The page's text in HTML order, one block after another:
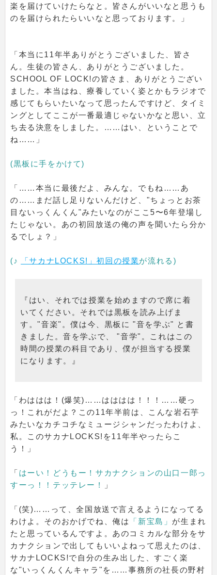
楽を届けていけたらなと。皆さんがいいなと思うも
のを届けられたらいいなと思っております。」
「本当に11年半ありがとうございました、皆さ
ん。生徒の皆さん、ありがとうございました。
SCHOOL OF LOCK!の皆さま、ありがとうござい
ました。本当はね、療養していく姿とかもラジオで
感じてもらいたいなって思ったんですけど、タイミ
ングとしてここが一番最適じゃないかなと思い、立
ち去る決意をしました。……はい、ということで
ね……」
(黒板に手をかけて)
「……本当に最後だよ、みんな。でもね……あ
の……まだ話し足りないんだけど、"ちょっとお茶
目ないっくんくん"みたいなのがここ5〜6年登場し
たじゃない。あの初回放送の俺の声を聞いたら分か
るでしょ？」
(♪ 「サカナLOCKS!」初回の授業が流れる)
『はい、それでは授業を始めますので席に着
いてください。それでは黒板を読み上げま
す。"音楽"。僕は今、黒板に "音を学ぶ" と書
きました。音を学ぶで、 "音学"。これはこの
時間の授業の科目であり、僕が担当する授業
になります。』
「わははは！(爆笑)……はははは！！！……硬っ
っ！これがだよ？この11年半前は、こんな岩石芋
みたいなカチコチなミュージシャンだったわけよ、
私。このサカナLOCKS!を11年半やったらこ
う！」
「 はーい！どうもー！サカナクションの山口一郎っ
すーっ！！テッテレー！
」
「(笑)……って、全国放送で言えるようになってる
わけよ。そのおかげでね、俺は
「新宝島」 が生まれ
たと思っているんですよ。あのコミカルな部分をサ
カナクションで出してもいいよねって思えたのは、
サカナLOCKS!で自分の生み出した、すごく楽
な"いっくんくんキャラ"を……事務所の社長の野村